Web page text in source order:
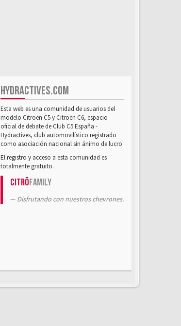
HYDRACTIVES.COM
Esta web es una comunidad de usuarios del
modelo Citroën C5 y Citroën C6, espacio
oficial de debate de Club C5 España -
Hydractives, club automovilístico registrado
como asociación nacional sin ánimo de lucro.
El registro y acceso a esta comunidad es
totalmente gratuito.
CitröFamily
Disfrutando con nuestros chevrones.